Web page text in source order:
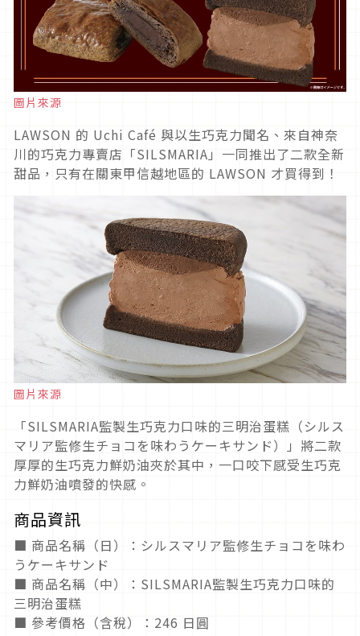
圖片來源
LAWSON 的 Uchi Café 與以生巧克力聞名、來自神奈
川的巧克力專賣店「SILSMARIA」一同推出了二款全新
甜品，只有在關東甲信越地區的 LAWSON 才買得到！
圖片來源
「SILSMARIA監製生巧克力口味的三明治蛋糕（シルス
マリア監修生チョコを味わうケーキサンド）」將二款
厚厚的生巧克力鮮奶油夾於其中，一口咬下感受生巧克
力鮮奶油噴發的快感。
商品資訊
■ 商品名稱（日）：シルスマリア監修生チョコを味わ
うケーキサンド
■ 商品名稱（中）：SILSMARIA監製生巧克力口味的
三明治蛋糕
■ 參考價格（含稅）：246 日圓